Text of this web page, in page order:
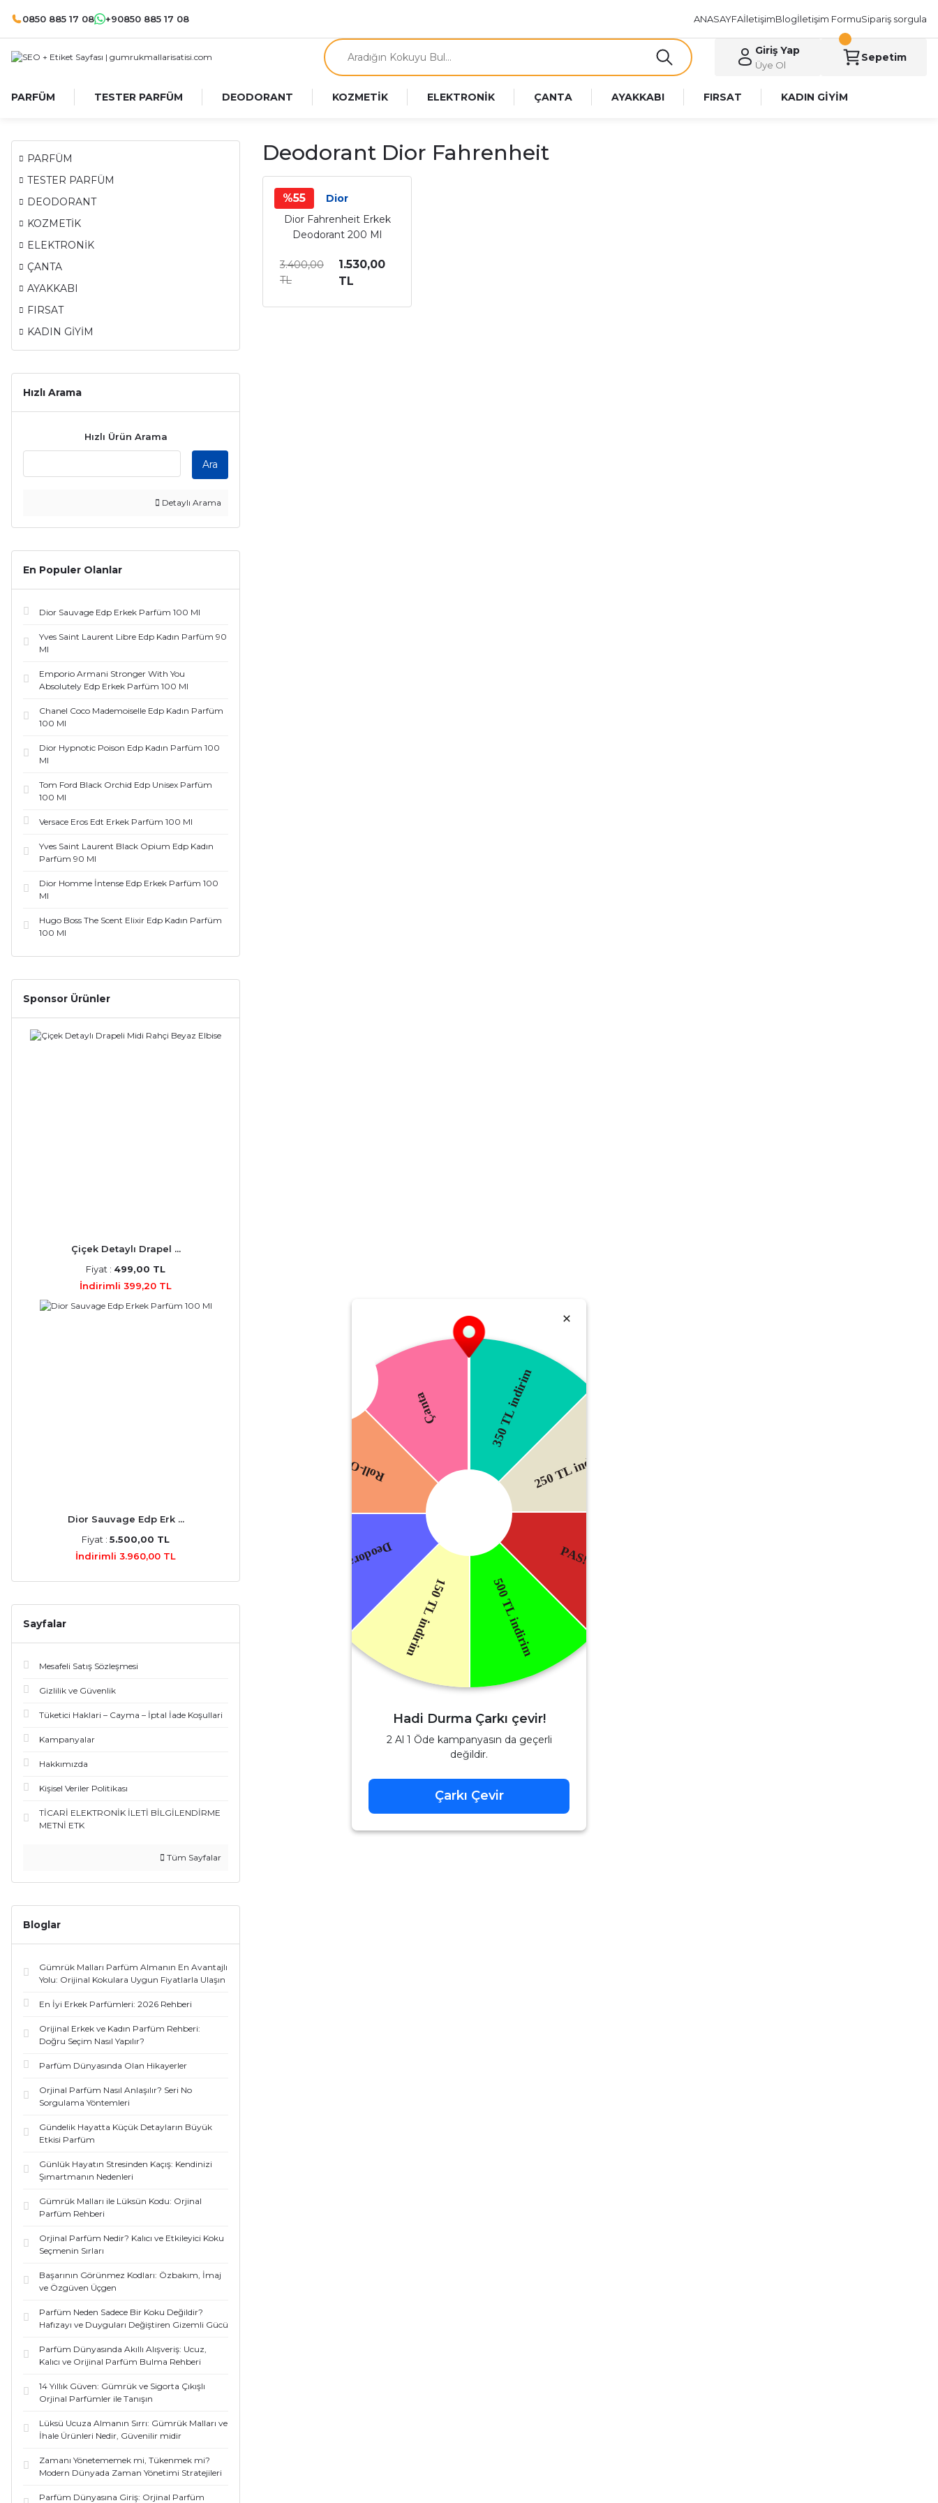
0850 885 17 08 +90850 885 17 08 ANASAYFAİletişimBlogİletişim FormuSipariş sorgula
Giriş Yap
Üye Ol
Sepetim
PARFÜM TESTER PARFÜM DEODORANT KOZMETİK ELEKTRONİK ÇANTA AYAKKABI FIRSAT KADIN GİYİM
PARFÜM
TESTER PARFÜM
DEODORANT
KOZMETİK
ELEKTRONİK
ÇANTA
AYAKKABI
FIRSAT
KADIN GİYİM
Hızlı Arama
Hızlı Ürün Arama
Ara
Detaylı Arama
En Populer Olanlar
Dior Sauvage Edp Erkek Parfüm 100 Ml
Yves Saint Laurent Libre Edp Kadın Parfüm 90
Ml
Emporio Armani Stronger With You
Absolutely Edp Erkek Parfüm 100 Ml
Chanel Coco Mademoiselle Edp Kadın Parfüm
100 Ml
Dior Hypnotic Poison Edp Kadın Parfüm 100
Ml
Tom Ford Black Orchid Edp Unisex Parfüm
100 Ml
Versace Eros Edt Erkek Parfüm 100 Ml
Yves Saint Laurent Black Opium Edp Kadın
Parfüm 90 Ml
Dior Homme İntense Edp Erkek Parfüm 100
Ml
Hugo Boss The Scent Elixir Edp Kadın Parfüm
100 Ml
Sponsor Ürünler
Çiçek Detaylı Drapel ...
Fiyat : 499,00 TL
İndirimli 399,20 TL
Dior Sauvage Edp Erk ...
Fiyat : 5.500,00 TL
İndirimli 3.960,00 TL
Sayfalar
Mesafeli Satış Sözleşmesi
Gizlilik ve Güvenlik
Tüketici Haklari – Cayma – İptal İade Koşullari
Kampanyalar
Hakkımızda
Kişisel Veriler Politikası
TİCARİ ELEKTRONİK İLETİ BİLGİLENDİRME
METNİ ETK
Tüm Sayfalar
Bloglar
Gümrük Malları Parfüm Almanın En Avantajlı
Yolu: Orijinal Kokulara Uygun Fiyatlarla Ulaşın
En İyi Erkek Parfümleri: 2026 Rehberi
Orijinal Erkek ve Kadın Parfüm Rehberi:
Doğru Seçim Nasıl Yapılır?
Parfüm Dünyasında Olan Hikayerler
Orjinal Parfüm Nasıl Anlaşılır? Seri No
Sorgulama Yöntemleri
Gündelik Hayatta Küçük Detayların Büyük
Etkisi Parfüm
Günlük Hayatın Stresinden Kaçış: Kendinizi
Şımartmanın Nedenleri
Gümrük Malları ile Lüksün Kodu: Orjinal
Parfüm Rehberi
Orjinal Parfüm Nedir? Kalıcı ve Etkileyici Koku
Seçmenin Sırları
Başarının Görünmez Kodları: Özbakım, İmaj
ve Özgüven Üçgen
Parfüm Neden Sadece Bir Koku Değildir?
Hafızayı ve Duyguları Değiştiren Gizemli Gücü
Parfüm Dünyasında Akıllı Alışveriş: Ucuz,
Kalıcı ve Orijinal Parfüm Bulma Rehberi
14 Yıllık Güven: Gümrük ve Sigorta Çıkışlı
Orjinal Parfümler ile Tanışın
Lüksü Ucuza Almanın Sırrı: Gümrük Malları ve
İhale Ürünleri Nedir, Güvenilir midir
Zamanı Yönetememek mi, Tükenmek mi?
Modern Dünyada Zaman Yönetimi Stratejileri
Parfüm Dünyasına Giriş: Orjinal Parfüm
Deodorant Dior Fahrenheit
%55
Dior
Dior Fahrenheit Erkek
Deodorant 200 Ml
3.400,00
TL
1.530,00
TL
Hadi Durma Çarkı çevir!
2 Al 1 Öde kampanyasın da geçerli
değildir.
Çarkı Çevir